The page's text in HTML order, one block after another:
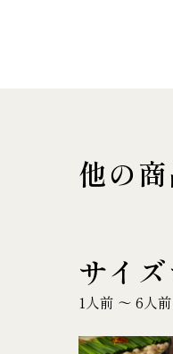
他の
サイズ
1人前 〜 6人